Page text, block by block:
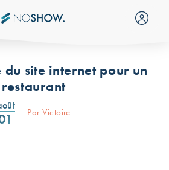
du site internet pour un
restaurant
Par Victoire